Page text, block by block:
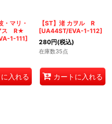
・マリ・
ス R★
1-111]
入れる
【ST】渚 カヲル R
[UA44ST/EVA-1-112]
280円(税込)
在庫数35点
カートに入れる